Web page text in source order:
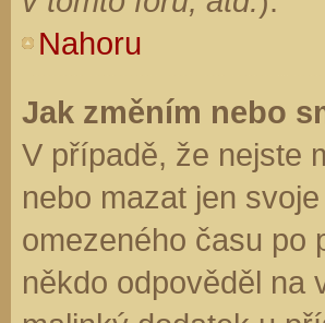
Nahoru
Jak změním nebo
V případě, že nejste
nebo mazat jen
omezeného času
někdo odpověděl na